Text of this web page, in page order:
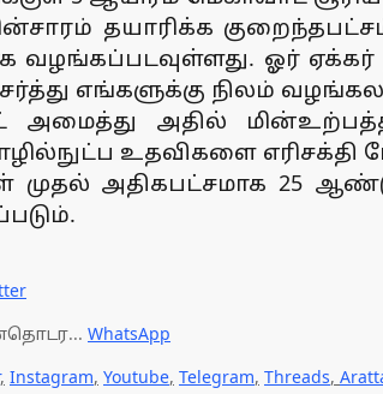
தயாரிக்க
ஓர்
எங்களுக்கு நிலம்
அமைத்து அதில்
உதவிகளை எரிசக்தி
முதல் அதிகபட்சமாக 25
WhatsApp
, Instagram, Youtube, Telegram, Threads,